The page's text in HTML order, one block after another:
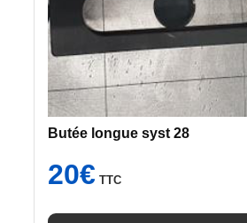
Butée longue syst 28
20€ TTC